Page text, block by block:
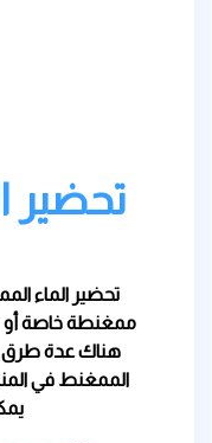
تحضير
تحضير الماء
ممغنطة خاصة أو
هناك عدة طرق
الممغنط في